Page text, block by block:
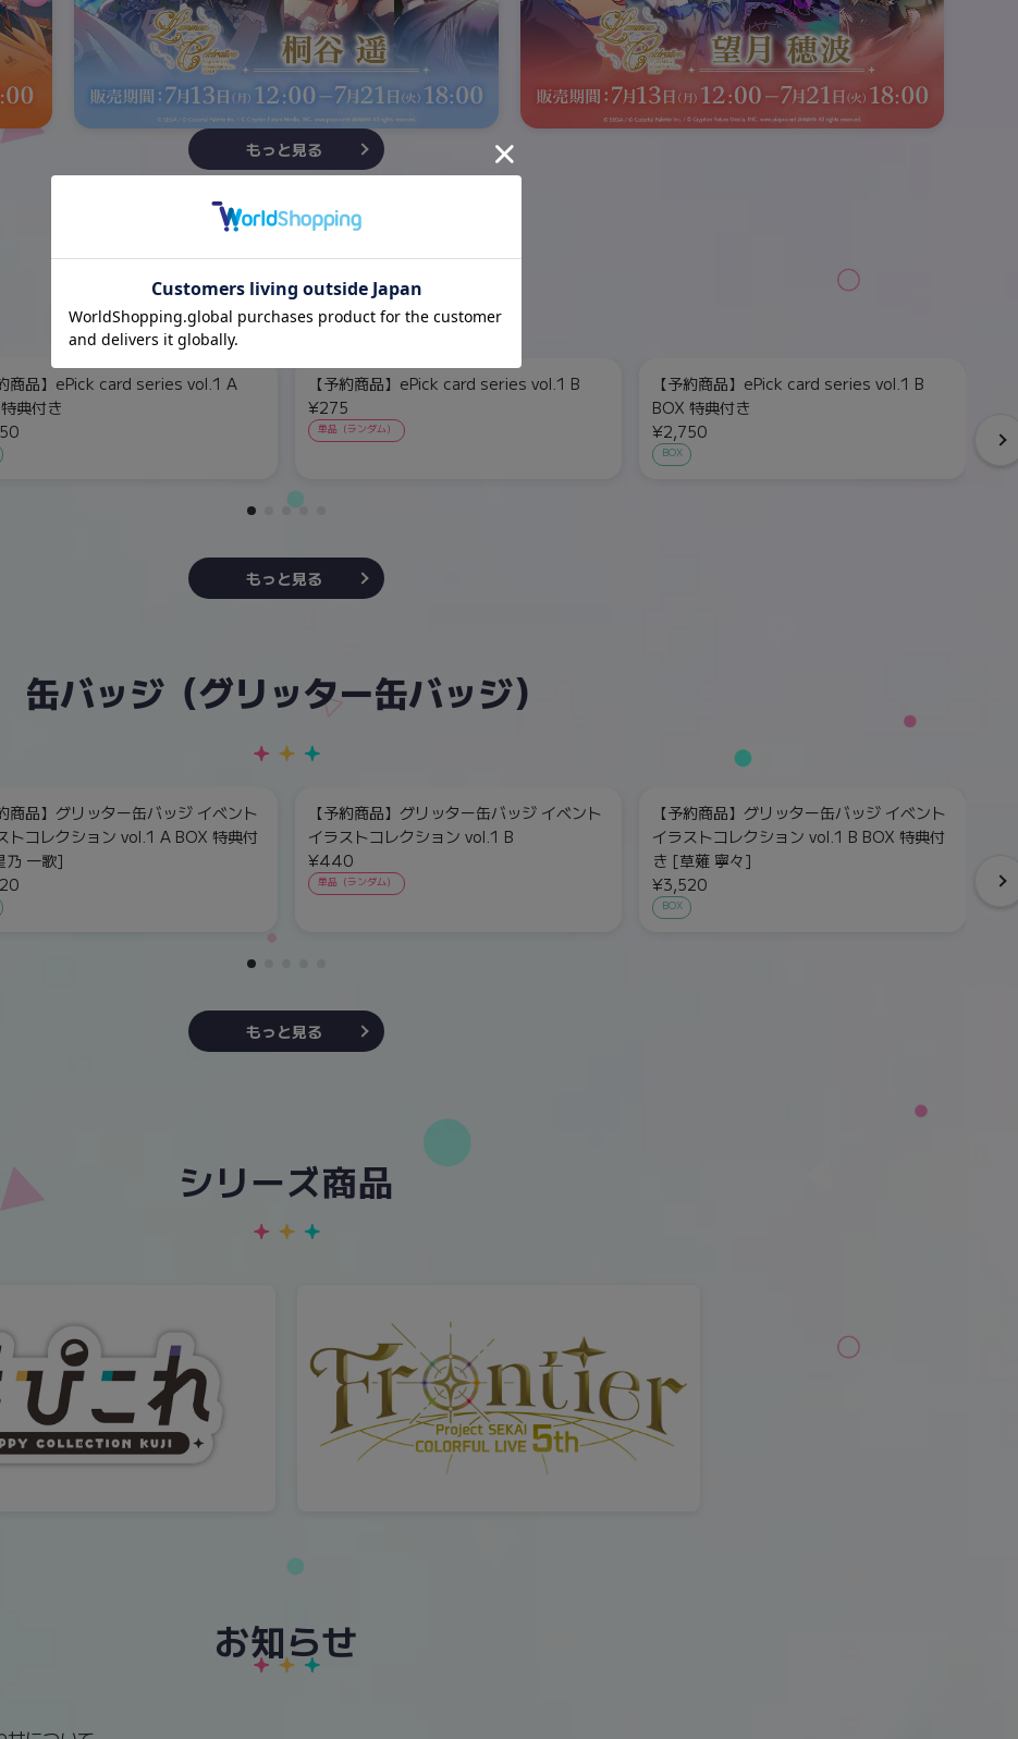
もっと見る
ePick card series
約商品】ePick card series vol.1 A
典付き
【予約商品】ePick card series vol.1 B
¥275
単品（ランダム）
【予約商品】ePick card series vol.1 B
BOX 特典付き
¥2,750
BOX
もっと見る
缶バッジ（グリッター缶バッジ）
商品】グリッター缶バッジ イベント
トコレクション vol.1 A BOX 特典付
乃 一歌]
【予約商品】グリッター缶バッジ イベント
イラストコレクション vol.1 B
¥440
単品（ランダム）
【予約商品】グリッター缶バッジ イベント
イラストコレクション vol.1 B BOX 特典付
き [草薙 寧々]
¥3,520
BOX
単
もっと見る
シリーズ商品
お知らせ